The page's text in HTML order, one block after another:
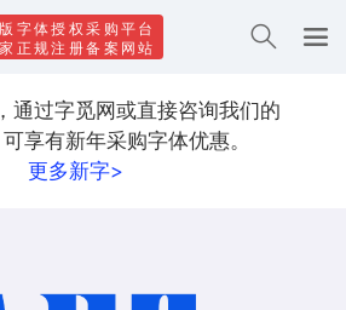
字体授权采购平台
正规注册备案网站
通过字觅网或直接咨询我们的
享有新年采购字体优惠。
更多新字>